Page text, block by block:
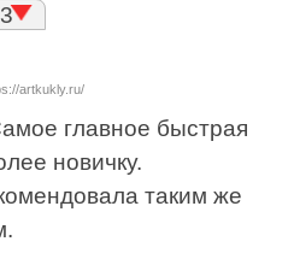
artkukly.ru/
главное быстрая
новичку.
таким же